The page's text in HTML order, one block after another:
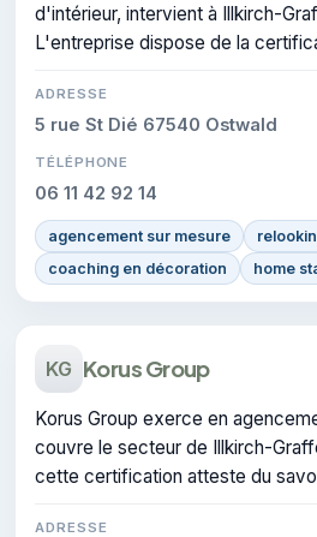
d'intérieur, intervient à Illkirch-
L'entreprise dispose de la
ADRESSE
5 rue St Dié 67540 Ostwald
TÉLÉPHONE
06 11 42 92 14
agencement sur mesure
coaching en décoration
home
KG Korus Group
Korus Group exerce en
couvre le secteur de Illkirch-
cette certification atteste du
ADRESSE